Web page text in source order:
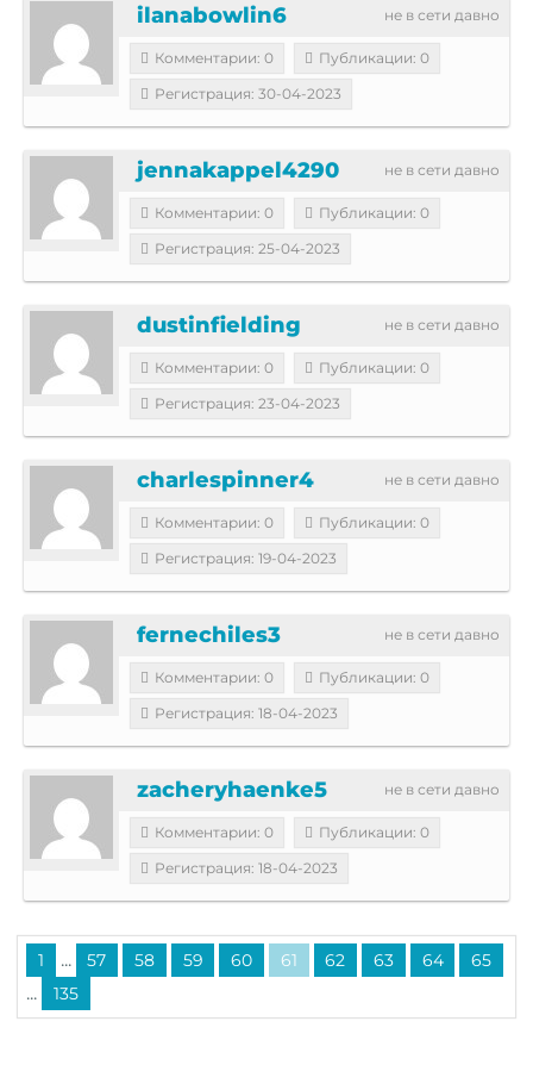
не в сети давно
ilanabowlin6
Комментарии: 0
Публикации: 0
Регистрация: 30-04-2023
не в сети давно
jennakappel4290
Комментарии: 0
Публикации: 0
Регистрация: 25-04-2023
не в сети давно
dustinfielding
Комментарии: 0
Публикации: 0
Регистрация: 23-04-2023
не в сети давно
charlespinner4
Комментарии: 0
Публикации: 0
Регистрация: 19-04-2023
не в сети давно
fernechiles3
Комментарии: 0
Публикации: 0
Регистрация: 18-04-2023
не в сети давно
zacheryhaenke5
Комментарии: 0
Публикации: 0
Регистрация: 18-04-2023
1 ... 57 58 59 60 61 62 63 64 65
... 135